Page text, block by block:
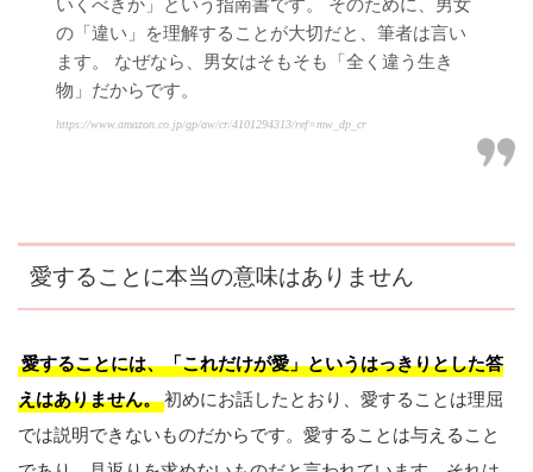
いくべきか」という指南書です。 そのために、男女
の「違い」を理解することが大切だと、筆者は言い
ます。 なぜなら、男女はそもそも「全く違う生き
物」だからです。
https://www.amazon.co.jp/gp/aw/cr/4101294313/ref=mw_dp_cr
愛することに本当の意味はありません
愛することには、「これだけが愛」というはっきりとした答
えはありません。初めにお話したとおり、愛することは理屈
では説明できないものだからです。愛することは与えること